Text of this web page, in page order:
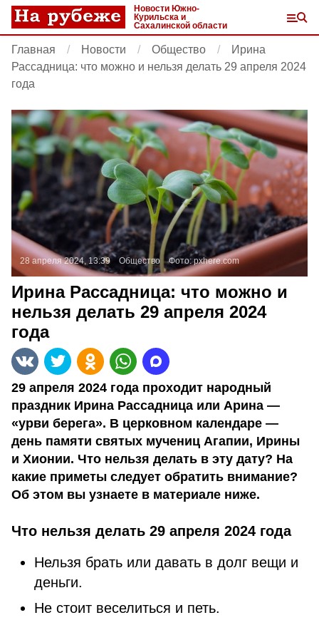
Новости Южно-
Курильска и
Сахалинской области
Главная Новости Общество
Ирина
Рассадница: что можно и нельзя делать 29 апреля 2024
года
28 апреля 2024, 13:39 Общество Фото:pxhere.com
Ирина Рассадница: что можно и
нельзя делать 29 апреля 2024
года
29 апреля 2024 года проходит народный
праздник Ирина Рассадница или Арина —
«урви берега». В церковном календаре —
день памяти святых мучениц Агапии, Ирины
и Хионии. Что нельзя делать в эту дату? На
какие приметы следует обратить внимание?
Об этом вы узнаете в материале ниже.
Что нельзя делать 29 апреля 2024 года
Нельзя брать или давать в долг вещи и
деньги.
Не стоит веселиться и петь.